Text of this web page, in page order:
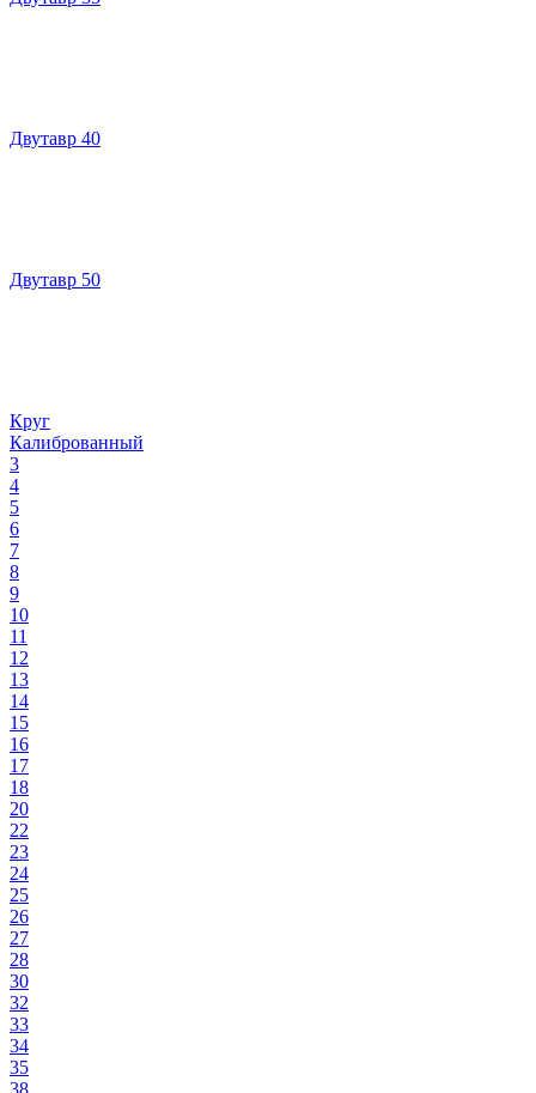
Двутавр 40
Двутавр 50
Круг
Калиброванный
3
4
5
6
7
8
9
10
11
12
13
14
15
16
17
18
20
22
23
24
25
26
27
28
30
32
33
34
35
38